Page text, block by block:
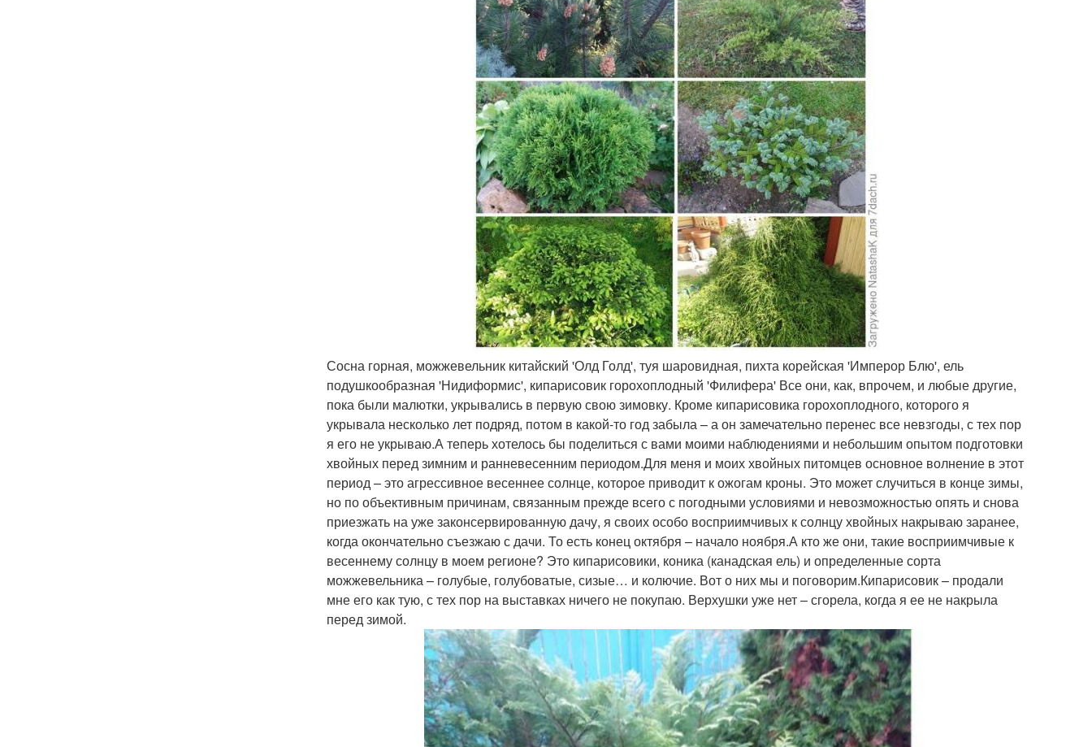
Сосна горная, можжевельник китайский 'Олд Голд', туя шаровидная, пихта корейская 'Имперор Блю', ель
подушкообразная 'Нидиформис', кипарисовик горохоплодный 'Филифера' Все они, как, впрочем, и любые другие,
пока были малютки, укрывались в первую свою зимовку. Кроме кипарисовика горохоплодного, которого я
укрывала несколько лет подряд, потом в какой-то год забыла – а он замечательно перенес все невзгоды, с тех пор
я его не укрываю.А теперь хотелось бы поделиться с вами моими наблюдениями и небольшим опытом подготовки
хвойных перед зимним и ранневесенним периодом.Для меня и моих хвойных питомцев основное волнение в этот
период – это агрессивное весеннее солнце, которое приводит к ожогам кроны. Это может случиться в конце зимы,
но по объективным причинам, связанным прежде всего с погодными условиями и невозможностью опять и снова
приезжать на уже законсервированную дачу, я своих особо восприимчивых к солнцу хвойных накрываю заранее,
когда окончательно съезжаю с дачи. То есть конец октября – начало ноября.А кто же они, такие восприимчивые к
весеннему солнцу в моем регионе? Это кипарисовики, коника (канадская ель) и определенные сорта
можжевельника – голубые, голубоватые, сизые… и колючие. Вот о них мы и поговорим.Кипарисовик – продали
мне его как тую, с тех пор на выставках ничего не покупаю. Верхушки уже нет – сгорела, когда я ее не накрыла
перед зимой.